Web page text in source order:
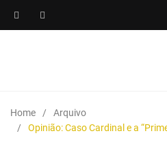
Home
Arquivo
Opinião: Caso Cardinal e a